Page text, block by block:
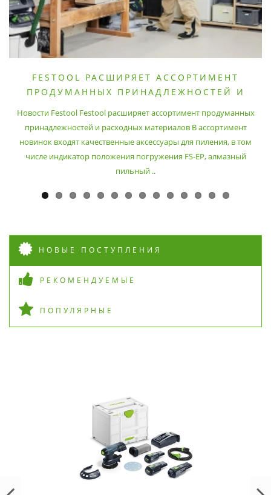
FESTOOL РАСШИРЯЕТ АССОРТИМЕНТ
ПРОДУМАННЫХ ПРИНАДЛЕЖНОСТЕЙ И
Новости Festool Festool расширяет ассортимент продуманных
принадлежностей и расходных материалов В ассортимент
новинок входят качественные аксессуары для пиления, в том
числе индикатор положения погружения FS-EP, алмазный
пильный ..
НОВЫЕ ПОСТУПЛЕНИЯ
РЕКОМЕНДУЕМЫЕ
ПОПУЛЯРНЫЕ